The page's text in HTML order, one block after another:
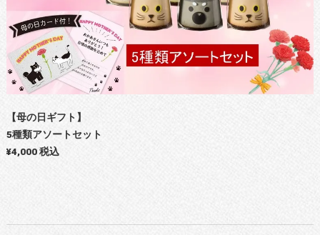
【母の日ギフト】
5種類アソートセット
¥4,000 税込